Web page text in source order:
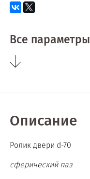
Все параметры
Описание
Ролик двери d-70
сферический паз